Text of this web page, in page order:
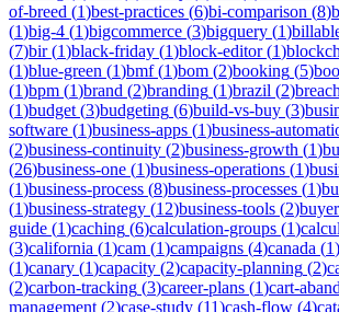
of-breed (1)best-practices (6)bi-comparison (8)
(1)big-4 (1)bigcommerce (3)bigquery (1)
(7)bir(1)black-friday (1)block-editor(1)
(1)blue-green (1)bmf(1)bom (2)booking (5)
(1)bpm (1)brand (2)branding (1)brazil (2)
(1)budget (3)budgeting (6)build-vs-buy (3)
software (1)business-apps (1)business-
(2)business-continuity (2)business-growth (1)
(26)business-one (1)business-operations (1)
(1)business-process (8)business-processes (1)
(1)business-strategy (12)business-tools (2)
guide (1)caching (6)calculation-groups (1)
(3)california (1)cam (1)campaigns (4)canada (1)
(1)canary (1)capacity (2)capacity-planning (2)
(2)carbon-tracking (3)career-plans (1)cart-
management (2)case-study (11)cash-flow (4)